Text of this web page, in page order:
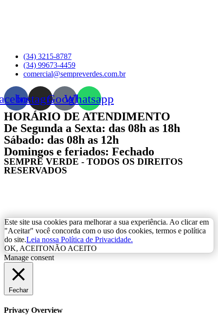
(34) 3215-8787
(34) 99673-4459
comercial@sempreverdes.com.br
InstagramGoogleWhatsapp
HORÁRIO DE ATENDIMENTO
De Segunda a Sexta: das 08h as 18h
Sábado: das 08h as 12h
Domingos e feriados: Fechado
SEMPRE VERDE - TODOS OS DIREITOS
RESERVADOS
Este site usa cookies para melhorar a sua experiência. Ao clicar em
"Aceitar" você concorda com o uso dos cookies, termos e política
do site.Leia nossa Política de Privacidade.
OK, ACEITONÃO ACEITO
Manage consent
Fechar
Privacy Overview